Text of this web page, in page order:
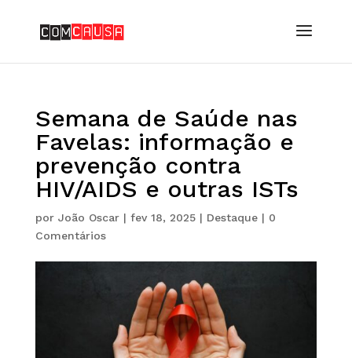
Semana de Saúde nas
Favelas: informação e
prevenção contra
HIV/AIDS e outras ISTs
por João Oscar| fev 18, 2025| Destaque| 0
Comentários